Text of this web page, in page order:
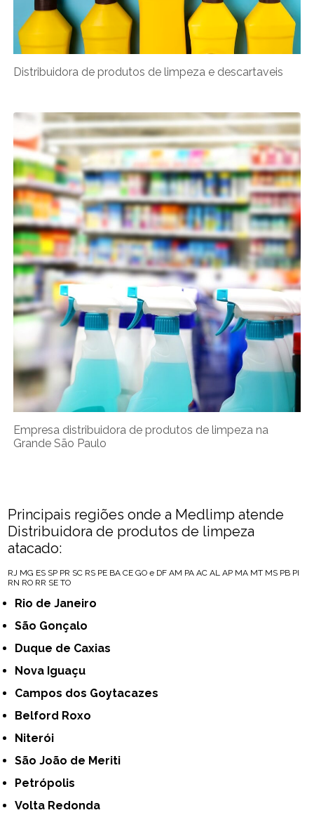
Distribuidora de produtos de limpeza e descartaveis
Empresa distribuidora de produtos de limpeza na
Grande São Paulo
Principais regiões onde a Medlimp atende
Distribuidora de produtos de limpeza
atacado:
RJ MG ES SP PR SC RS PE BA CE GO e DF AM PA AC AL AP MA MT MS PB PI
RN RO RR SE TO
Rio de Janeiro
São Gonçalo
Duque de Caxias
Nova Iguaçu
Campos dos Goytacazes
Belford Roxo
Niterói
São João de Meriti
Petrópolis
Volta Redonda